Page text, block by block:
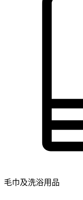
毛巾及洗浴用品